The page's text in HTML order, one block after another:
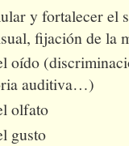
y fortalecer el
fijación de la
oído
auditiva…)
olfato
gusto